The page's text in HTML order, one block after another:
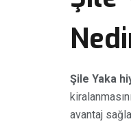
Şile Yaka
avantaj